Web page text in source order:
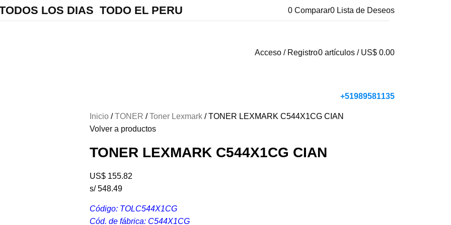
LOS DIAS TODO EL PERU 0 Comparar0 Lista de Deseos
Acceso / Registro0 artículos / US$ 0.00
+51989581135
Inicio TONER Toner Lexmark
TONER LEXMARK C544X1CG CIAN
Volver a productos
TONER LEXMARK C544X1CG CIAN
US$155.82
s/ 548.49
Código: TOLC544X1CG
Cód. de fábrica: C544X1CG